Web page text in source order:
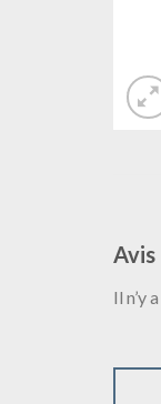
Avis
Il n’y